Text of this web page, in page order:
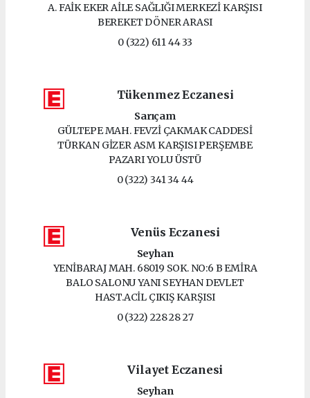
A. FAİK EKER AİLE SAĞLIĞI MERKEZİ KARŞISI
BEREKET DÖNER ARASI
0 (322) 611 44 33
Tükenmez Eczanesi
Sarıçam
GÜLTEPE MAH. FEVZİ ÇAKMAK CADDESİ
TÜRKAN GİZER ASM KARŞISI PERŞEMBE
PAZARI YOLU ÜSTÜ
0 (322) 341 34 44
Venüs Eczanesi
Seyhan
YENİBARAJ MAH. 68019 SOK. NO:6 B EMİRA
BALO SALONU YANI SEYHAN DEVLET
HAST.ACİL ÇIKIŞ KARŞISI
0 (322) 228 28 27
Vilayet Eczanesi
Seyhan